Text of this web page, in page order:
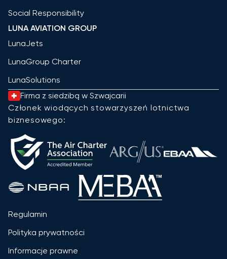
Social Responsibility
LUNA AVIATION GROUP
LunaJets
LunaGroup Charter
LunaSolutions
Firma z siedzibą w Szwajcarii
Członek wiodących stowarzyszeń lotnictwa
biznesowego:
Regulamin
Polityka prywatności
Informacje prawne